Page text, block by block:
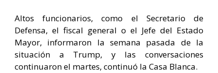
Altos funcionarios, como el Secretario de
Defensa, el fiscal general o el Jefe del Estado
Mayor, informaron la semana pasada de la
situación a Trump, y las conversaciones
continuaron el martes, continuó la Casa Blanca.